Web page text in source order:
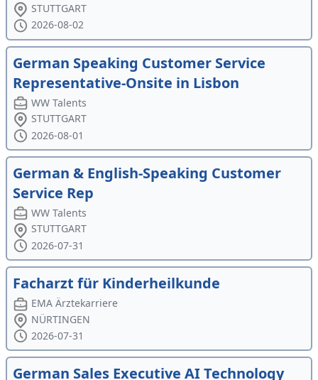
STUTTGART
2026-08-02
German Speaking Customer Service
Representative-Onsite in Lisbon
WW Talents
STUTTGART
2026-08-01
German & English-Speaking Customer
Service Rep
WW Talents
STUTTGART
2026-07-31
Facharzt für Kinderheilkunde
EMA Ärztekarriere
NÜRTINGEN
2026-07-31
German Sales Executive AI Technology